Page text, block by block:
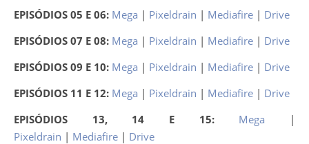
EPISÓDIOS 05 E 06: Mega | Pixeldrain | Mediafire | Drive
EPISÓDIOS 07 E 08: Mega | Pixeldrain | Mediafire | Drive
EPISÓDIOS 09 E 10: Mega | Pixeldrain | Mediafire | Drive
EPISÓDIOS 11 E 12: Mega | Pixeldrain | Mediafire | Drive
EPISÓDIOS 13, 14 E 15: Mega |
Pixeldrain | Mediafire | Drive